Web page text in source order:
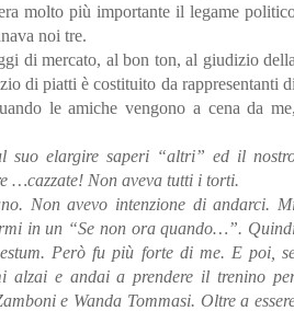
molto più importante il legame
noi tre.
di mercato, al bon ton, al giudizio della
di piatti è costituito da rappresentanti di
le amiche vengono a cena da me,
suo elargire saperi “altri” ed il
…cazzate! Non aveva tutti i torti.
Non avevo intenzione di andarci.
in un “Se non ora quando…”.
Però fu più forte di me. E poi,
alzai e andai a prendere il trenino
e Wanda Tommasi. Oltre a